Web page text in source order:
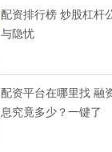
配资排行榜 炒股杠杆
与隐忧
配资平台在哪里找 融
息究竟多少？一键了